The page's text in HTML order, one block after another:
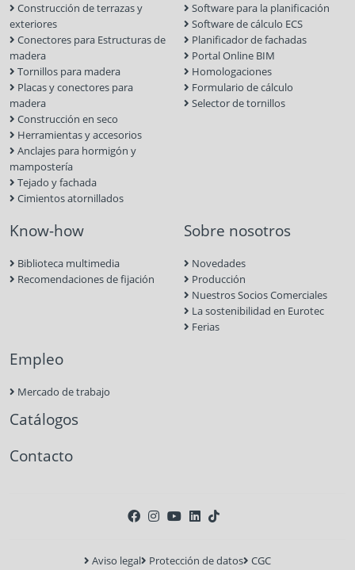
Construcción de terrazas y
exteriores
Conectores para Estructuras de
madera
Tornillos para madera
Placas y conectores para
madera
Construcción en seco
Herramientas y accesorios
Anclajes para hormigón y
mampostería
Tejado y fachada
Cimientos atornillados
Software para la planificación
Software de cálculo ECS
Planificador de fachadas
Portal Online BIM
Homologaciones
Formulario de cálculo
Selector de tornillos
Know-how
Biblioteca multimedia
Recomendaciones de fijación
Sobre nosotros
Novedades
Producción
Nuestros Socios Comerciales
La sostenibilidad en Eurotec
Ferias
Empleo
Mercado de trabajo
Catálogos
Contacto
Aviso legal Protección de datos CGC